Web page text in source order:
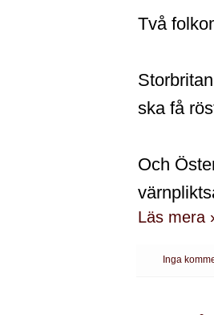
Två
ska få
Och
Läs mera
Inga